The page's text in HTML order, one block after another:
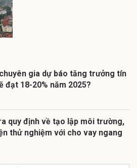
gia dự báo tăng trưởng tín
đạt 18-20% năm 2025?
quy định về tạo lập môi trường,
thử nghiệm với cho vay ngang